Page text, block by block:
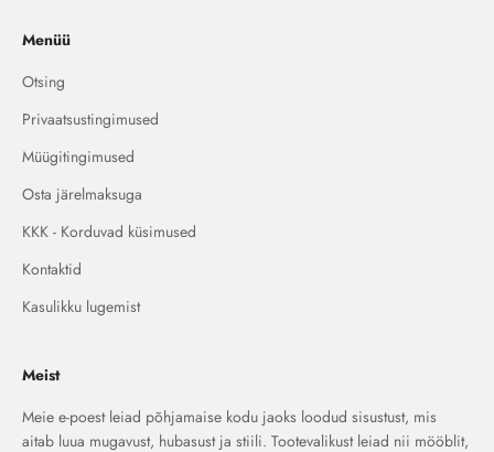
Menüü
Otsing
Privaatsustingimused
Müügitingimused
Osta järelmaksuga
KKK - Korduvad küsimused
Kontaktid
Kasulikku lugemist
Meist
Meie e-poest leiad põhjamaise kodu jaoks loodud sisustust, mis
aitab luua mugavust, hubasust ja stiili. Tootevalikust leiad nii mööblit,